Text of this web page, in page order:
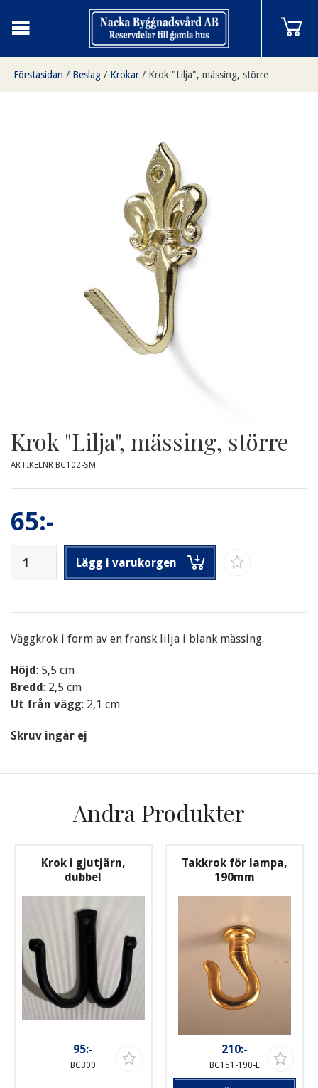
Förstasidan / Beslag / Krokar / Krok "Lilja", mässing, större
Krok "Lilja", mässing, större
ARTIKELNR BC102-SM
65:-
Lägg i varukorgen
Väggkrok i form av en fransk lilja i blank mässing.
Höjd: 5,5 cm
Bredd: 2,5 cm
Ut från vägg: 2,1 cm
Skruv ingår ej
Andra Produkter
Krok i gjutjärn,
dubbel
95:-
BC300
Takkrok för lampa,
190mm
210:-
BC151-190-E